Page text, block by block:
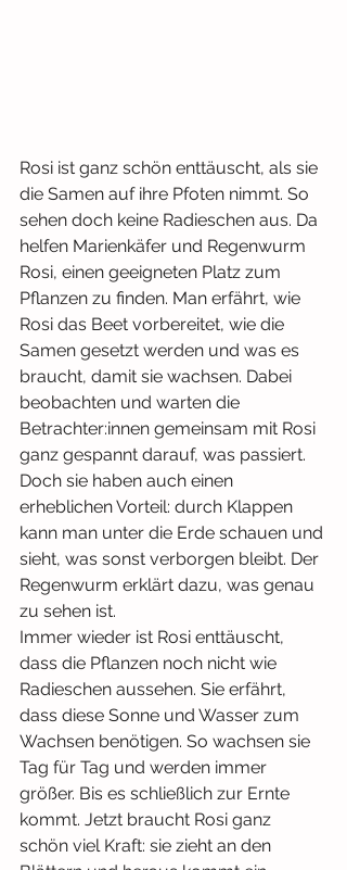
Rosi ist ganz schön enttäuscht, als sie
die Samen auf ihre Pfoten nimmt. So
sehen doch keine Radieschen aus. Da
helfen Marienkäfer und Regenwurm
Rosi, einen geeigneten Platz zum
Pflanzen zu finden. Man erfährt, wie
Rosi das Beet vorbereitet, wie die
Samen gesetzt werden und was es
braucht, damit sie wachsen. Dabei
beobachten und warten die
Betrachter:innen gemeinsam mit Rosi
ganz gespannt darauf, was passiert.
Doch sie haben auch einen
erheblichen Vorteil: durch Klappen
kann man unter die Erde schauen und
sieht, was sonst verborgen bleibt. Der
Regenwurm erklärt dazu, was genau
zu sehen ist.
Immer wieder ist Rosi enttäuscht,
dass die Pflanzen noch nicht wie
Radieschen aussehen. Sie erfährt,
dass diese Sonne und Wasser zum
Wachsen benötigen. So wachsen sie
Tag für Tag und werden immer
größer. Bis es schließlich zur Ernte
kommt. Jetzt braucht Rosi ganz
schön viel Kraft: sie zieht an den